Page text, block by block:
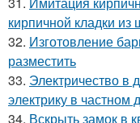
кирпичной кладки из
32. Изготовление
разместить
33. Электричество в
электрику в
34. Вскрыть замок в